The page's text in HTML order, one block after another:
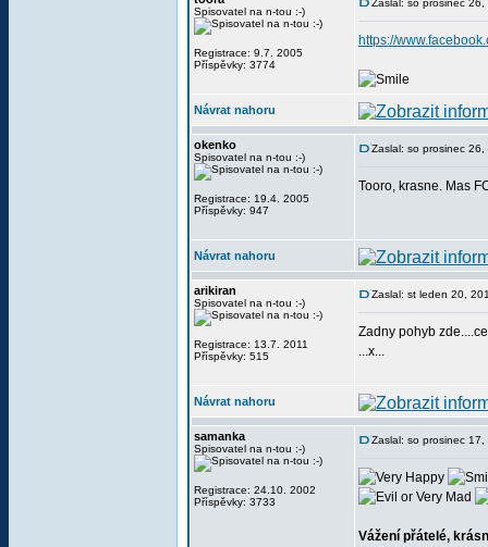
Spisovatel na n-tou :-)
Registrace: 9.7. 2005
Příspěvky: 3774
Zaslal: so prosinec
https://
Návrat nahoru
okenko
Spisovatel na n-tou :-)
Registrace: 19.4. 2005
Příspěvky: 947
Zaslal: so prosinec
Tooro, krasne. Mas
Návrat nahoru
arikiran
Spisovatel na n-tou :-)
Registrace: 13.7. 2011
Příspěvky: 515
Zaslal: st leden 20,
Zadny pohyb
...x...
Návrat nahoru
samanka
Spisovatel na n-tou :-)
Registrace: 24.10. 2002
Příspěvky: 3733
Zaslal: so prosinec
Vážení přátelé,